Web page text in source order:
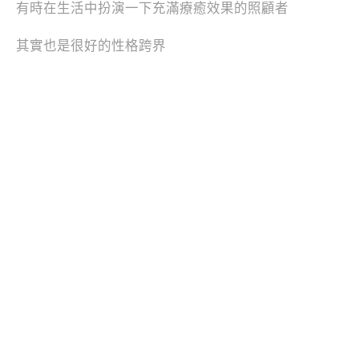
有時在生活中扮演一下充滿療癒效果的照顧者
其實也是很好的性格跨界